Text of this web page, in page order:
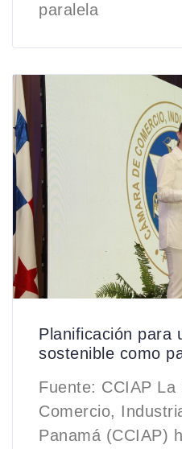
paralela
Planificación para
sostenible como
Fuente: CCIAP La
Comercio,
Panamá (CCIAP)